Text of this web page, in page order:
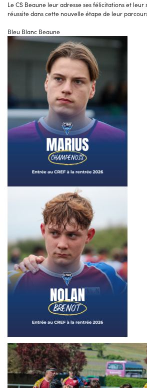
Le CS Beaune leur adresse ses félicitations et
réussite dans cette nouvelle étape de leur
Bleu Blanc Beaune